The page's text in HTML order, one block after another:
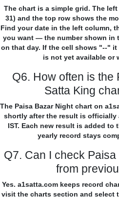
The chart is a simple grid. The
31) and the top row shows the
Find your date in the left column,
you want — the number shown in
on that day. If the cell shows "--"
is not yet available or
Q6. How often is the
Satta King
The Paisa Bazar Night chart on
shortly after the result is officially
IST. Each new result is added to
yearly record stays
Q7. Can I check
from
Yes. a1satta.com keeps record
visit the charts section and select